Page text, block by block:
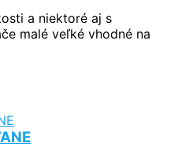
a niektoré aj s
malé veľké vhodné na